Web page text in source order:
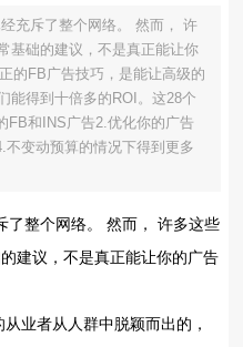
充斥了整个网络。 然而， 许
基础的建议，不是真正能让你
的FB广告技巧，是能让高级的
能得到十倍多的ROI。这28个
FB和INS广告2.优化你的广告
变动预算的情况下得到更多
了整个网络。 然而， 许多这些
建议，不是真正能让你的广告
业者从人群中脱颖而出的，